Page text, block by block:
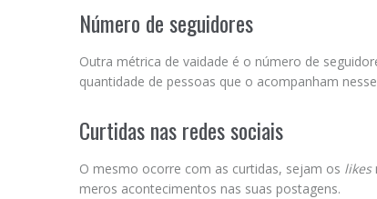
Número de seguidores
Outra métrica de vaidade é o número de
quantidade de pessoas que o acompanham
Curtidas nas redes sociais
O mesmo ocorre com as curtidas, sejam os likes
meros acontecimentos nas suas postagens.